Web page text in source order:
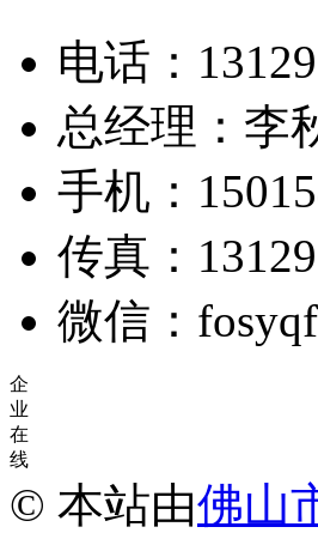
电话：
总经理：李
手机：
传真：
微信：fosyqf
企
业
在
线
© 本站由佛山